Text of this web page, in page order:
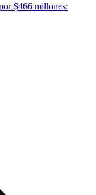
$466 millones: